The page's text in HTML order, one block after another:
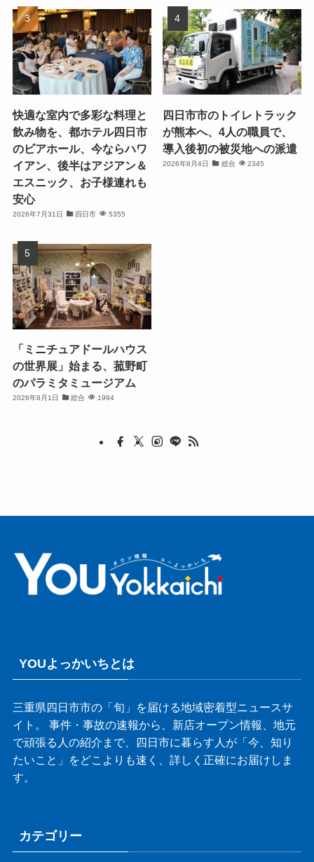
快適な室内で多彩な料理と
飲み物を、都ホテル四日市
のビアホール、今ならハワ
イアン、後半はアジアン＆
エスニック、お子様連れも
安心
2026年7月31日 四日市 5355
四日市市のトイレトラック
が熊本へ、4人の職員で、
導入後初の被災地への派遣
2026年8月4日 総合 2345
「ミニチュアドールハウス
の世界展」始まる、菰野町
のパラミタミュージアム
2026年8月1日 総合 1994
YOUよっかいちとは
三重県四日市市の「旬」を届ける地域密着型ニュースサ
イト。 事件・事故の速報から、新店オープン情報、地元
で頑張る人の紹介まで、四日市に暮らす人が「今、知り
たいこと」をどこよりも速く、詳しく正確にお届けしま
す。
カテゴリー